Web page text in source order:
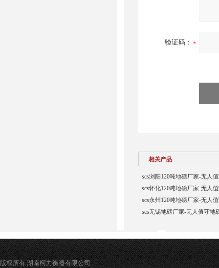
验证码：
相关产品
scs浏阳120吨地磅厂家-无人
scs怀化120吨地磅厂家-无人
scs永州120吨地磅厂家-无人
scs无锡地磅厂家-无人值守地
版权所有 湖南柯力衡器有限公司